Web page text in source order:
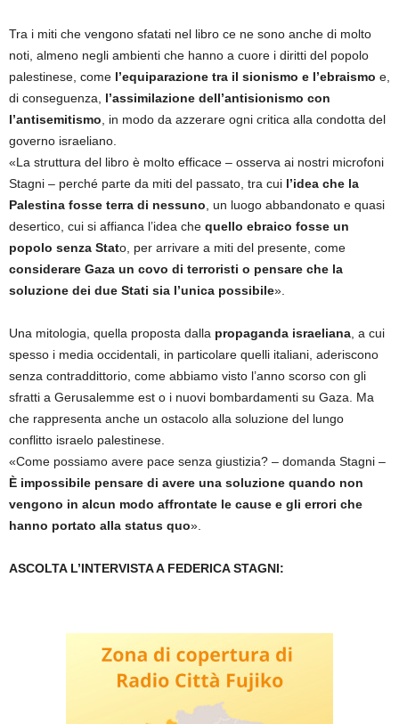
Tra i miti che vengono sfatati nel libro ce ne sono anche di molto
noti, almeno negli ambienti che hanno a cuore i diritti del popolo
palestinese, come l’equiparazione tra il sionismo e l’ebraismo e,
di conseguenza, l’assimilazione dell’antisionismo con
l’antisemitismo, in modo da azzerare ogni critica alla condotta del
governo israeliano.
«La struttura del libro è molto efficace – osserva ai nostri microfoni
Stagni – perché parte da miti del passato, tra cui l’idea che la
Palestina fosse terra di nessuno, un luogo abbandonato e quasi
desertico, cui si affianca l’idea che quello ebraico fosse un
popolo senza Stato, per arrivare a miti del presente, come
considerare Gaza un covo di terroristi o pensare che la
soluzione dei due Stati sia l’unica possibile».
Una mitologia, quella proposta dalla propaganda israeliana, a cui
spesso i media occidentali, in particolare quelli italiani, aderiscono
senza contraddittorio, come abbiamo visto l’anno scorso con gli
sfratti a Gerusalemme est o i nuovi bombardamenti su Gaza. Ma
che rappresenta anche un ostacolo alla soluzione del lungo
conflitto israelo palestinese.
«Come possiamo avere pace senza giustizia? – domanda Stagni –
È impossibile pensare di avere una soluzione quando non
vengono in alcun modo affrontate le cause e gli errori che
hanno portato alla status quo».
ASCOLTA L’INTERVISTA A FEDERICA STAGNI: